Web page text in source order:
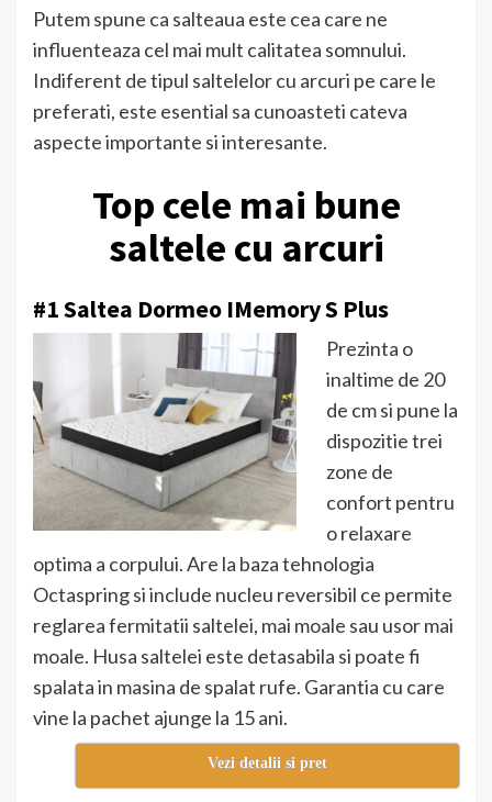
Putem spune ca salteaua este cea care ne
influenteaza cel mai mult calitatea somnului.
Indiferent de tipul saltelelor cu arcuri pe care le
preferati, este esential sa cunoasteti cateva
aspecte importante si interesante.
Top cele mai bune
saltele cu arcuri
#1 Saltea Dormeo IMemory S Plus
Prezinta o
inaltime de 20
de cm si pune la
dispozitie trei
zone de
confort pentru
o relaxare
optima a corpului. Are la baza tehnologia
Octaspring si include nucleu reversibil ce permite
reglarea fermitatii saltelei, mai moale sau usor mai
moale. Husa saltelei este detasabila si poate fi
spalata in masina de spalat rufe. Garantia cu care
vine la pachet ajunge la 15 ani.
Vezi detalii si pret